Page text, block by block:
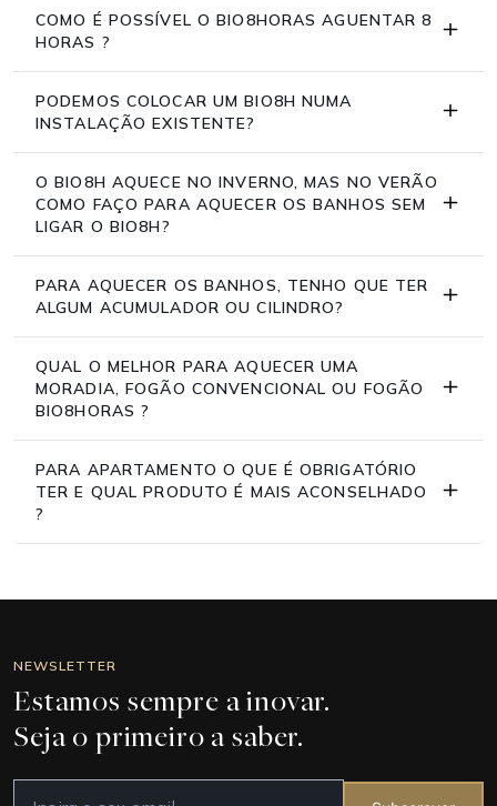
COMO É POSSÍVEL O BIO8HORAS AGUENTAR 8
HORAS ?
PODEMOS COLOCAR UM BIO8H NUMA
INSTALAÇÃO EXISTENTE?
O BIO8H AQUECE NO INVERNO, MAS NO VERÃO
COMO FAÇO PARA AQUECER OS BANHOS SEM
LIGAR O BIO8H?
PARA AQUECER OS BANHOS, TENHO QUE TER
ALGUM ACUMULADOR OU CILINDRO?
QUAL O MELHOR PARA AQUECER UMA
MORADIA, FOGÃO CONVENCIONAL OU FOGÃO
BIO8HORAS ?
PARA APARTAMENTO O QUE É OBRIGATÓRIO
TER E QUAL PRODUTO É MAIS ACONSELHADO
?
NEWSLETTER
Estamos sempre a inovar.
Seja o primeiro a saber.